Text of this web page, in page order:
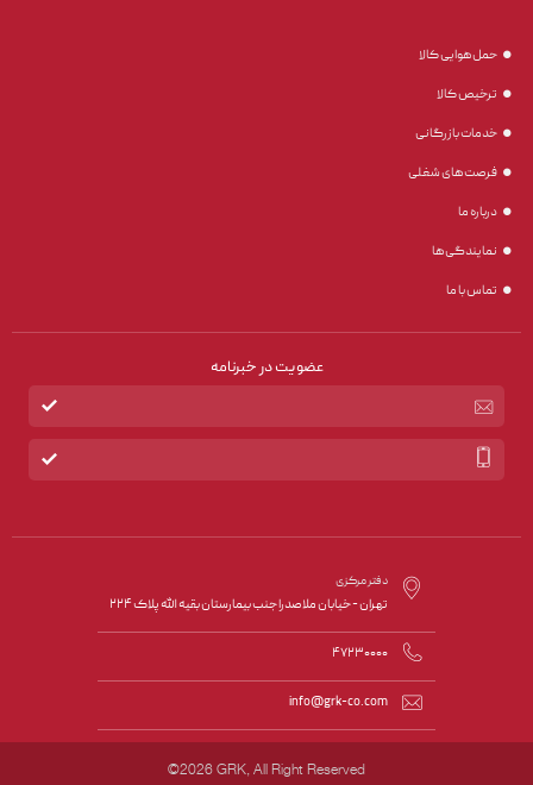
حمل هوایی کالا
ترخیص کالا
خدمات بازرگانی
فرصت های شغلی
درباره ما
نمایندگی ها
تماس با ما
عضویت در خبرنامه


 دفتر مرکزی
تهران - خیابان ملاصدرا جنب بیمارستان بقیه الله پلاک ۲۲۴

47230000

info@grk-co.com
©2026 GRK, All Right Reserved